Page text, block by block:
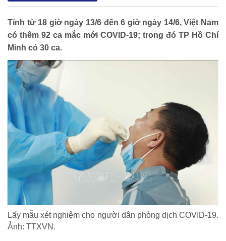
HOẠT ĐỘNG NHÂN ĐẠO
Hoạt động Chữ Thập đỏ
Hoạt động nhân đạo cả nước
Tính từ 18 giờ ngày 13/6 đến 6 giờ ngày 14/6, Việt Nam
có thêm 92 ca mắc mới COVID-19; trong đó TP Hồ Chí
Minh có 30 ca.
Lấy mẫu xét nghiệm cho người dân phòng dịch COVID-19.
Ảnh: TTXVN.